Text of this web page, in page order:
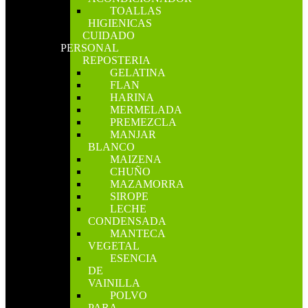
TOALLAS
HIGIENICAS
CUIDADO
PERSONAL
REPOSTERIA
GELATINA
FLAN
HARINA
MERMELADA
PREMEZCLA
MANJAR
BLANCO
MAIZENA
CHUÑO
MAZAMORRA
SIROPE
LECHE
CONDENSADA
MANTECA
VEGETAL
ESENCIA
DE
VAINILLA
POLVO